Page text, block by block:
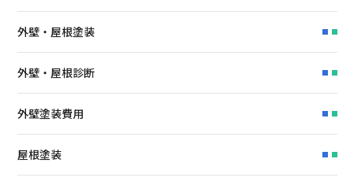
外壁・屋根塗装
外壁・屋根診断
外壁塗装費用
屋根塗装